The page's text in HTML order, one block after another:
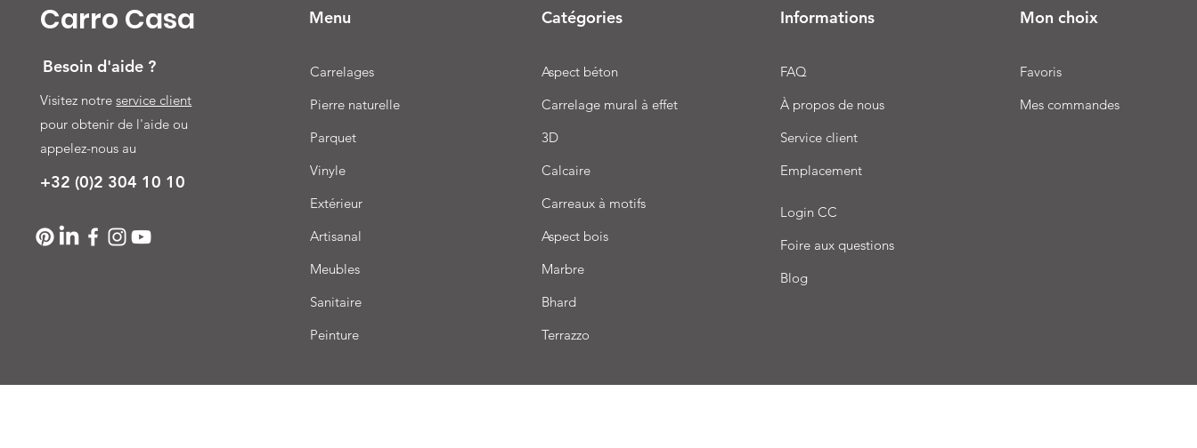
Carro Casa
Besoin d'aide ?
Visitez notreservice client
pour obtenir de l'aide ou
appelez-nous au
+32 (0)2 304 10 10
Menu
Carrelages
Pierre naturelle
Parquet
Vinyle
Extérieur
Artisanal
Meubles
Sanitaire
Peinture
Catégories
Aspect béton
Carrelage mural à effet
3D
Calcaire
Carreaux à motifs
Aspect bois
Marbre
Bhard
Terrazzo
Informations
FAQ
À propos de nous
Service client
Emplacement
Login CC
Foire aux questions
Blog
Mon choix
Favoris
Mes commandes